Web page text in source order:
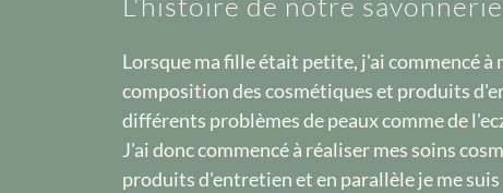
Lorsque ma fille était petite, j'ai commencé à
composition des cosmétiques et produits
différents problèmes de peaux comme de
J'ai donc commencé à réaliser mes soins
produits d'entretien et en parallèle je me suis